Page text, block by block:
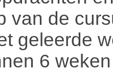
van de
geleerde
6